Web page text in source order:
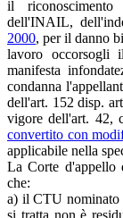
il
dell'INAIL,
2000, per il danno
lavoro occorsogli
manifesta
condanna
dell'art. 152 disp.
vigore dell'art. 42,
convertito con
applicabile nella
La Corte d'appello
che:
a) il CTU nominato
si tratta non è